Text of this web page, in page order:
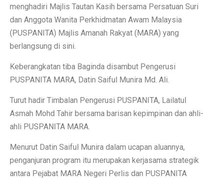
menghadiri Majlis Tautan Kasih bersama Persatuan Suri
dan Anggota Wanita Perkhidmatan Awam Malaysia
(PUSPANITA) Majlis Amanah Rakyat (MARA) yang
berlangsung di sini.
Keberangkatan tiba Baginda disambut Pengerusi
PUSPANITA MARA, Datin Saiful Munira Md. Ali.
Turut hadir Timbalan Pengerusi PUSPANITA, Lailatul
Asmah Mohd Tahir bersama barisan kepimpinan dan ahli-
ahli PUSPANITA MARA.
Menurut Datin Saiful Munira dalam ucapan aluannya,
penganjuran program itu merupakan kerjasama strategik
antara Pejabat MARA Negeri Perlis dan PUSPANITA